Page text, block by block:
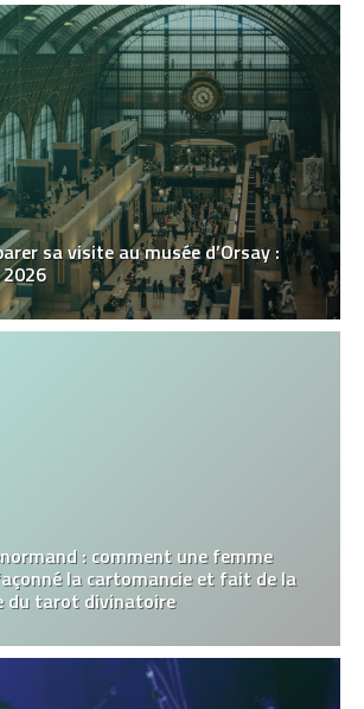
sa visite au musée d’Orsay :
: comment une femme
la cartomancie et fait de la
du tarot divinatoire